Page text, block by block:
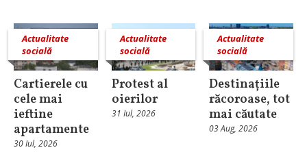
Actualitate
socială
Cartierele cu
cele mai
ieftine
apartamente
30 Iul, 2026
Actualitate
socială
Protest al
oierilor
31 Iul, 2026
Actualitate
socială
Destinațiile
răcoroase, tot
mai căutate
03 Aug, 2026